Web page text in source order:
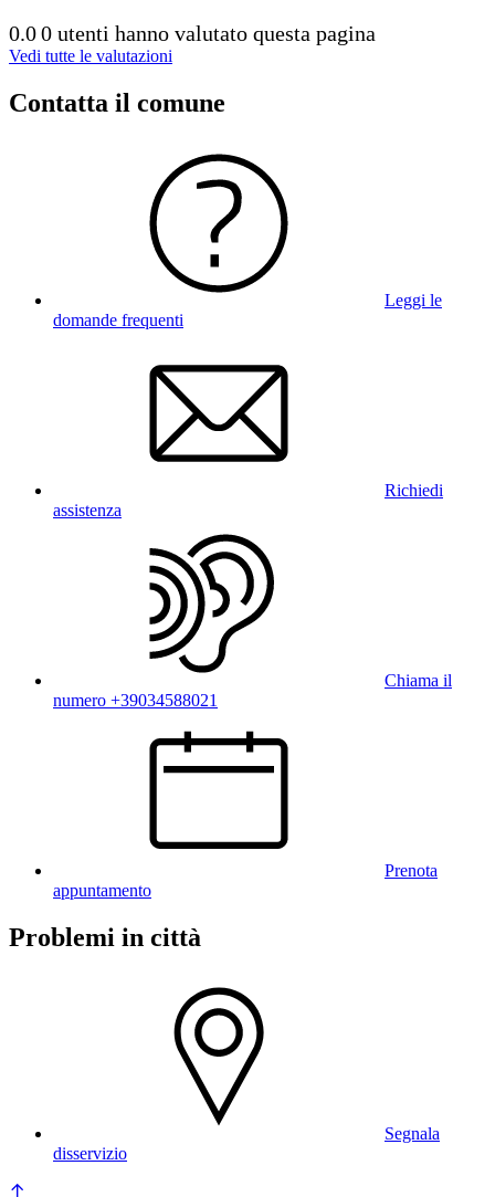
0.00 utenti hanno valutato questa pagina
Vedi tutte le valutazioni
Contatta il comune
Leggi le
domande frequenti
Richiedi
assistenza
Chiama il
numero +39034588021
Prenota
appuntamento
Problemi in città
Segnala
disservizio